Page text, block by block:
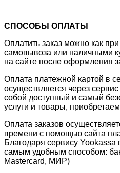
СПОСОБЫ ОПЛАТЫ
Оплатить заказ можно как
самовывоза или наличными
на сайте после оформления
Оплата платежной картой в
осуществляется через
собой доступный и самый
услуги и товары,
Оплата заказов
времени с помощью сайта
Благодаря сервису
самым удобным способом:
Mastercard, МИР)